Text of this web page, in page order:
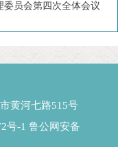
委员会第四次全体会议
黄河七路515号
号-1 鲁公网安备